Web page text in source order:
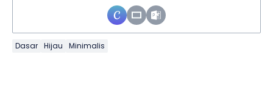
Dasar Hijau Minimalis